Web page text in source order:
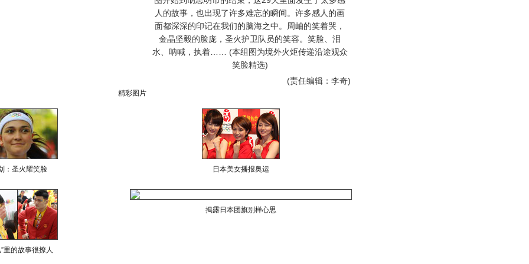
人的故事，也出现了许多难忘的瞬间。许多感人的画
面都深深的印记在我们的脑海之中。周岫的笑着哭，
金晶坚毅的脸庞，圣火护卫队员的笑容。笑脸、泪
水、呐喊，执着…… (本组图为境外火炬传递沿途观众
笑脸精选)
(责任编辑：李奇)
精彩图片
：圣火耀笑脸 日本美女播报奥运
”里的故事很撩人
揭露日本团旗别样心思